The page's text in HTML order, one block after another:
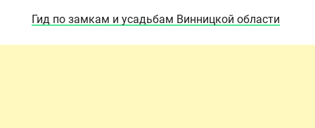
Гид по замкам и усадьбам Винницкой области